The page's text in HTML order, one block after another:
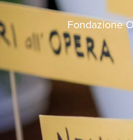
Fondazione